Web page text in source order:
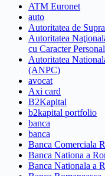
ATM Euronet
auto
Autoritatea de
Autoritatea
cu Caracter Personal
Autoritatea
(ANPC)
avocat
Axi card
B2Kapital
b2kapital portfolio
banca
banca
Banca Comerciala
Banca Nationa a
Banca Nationala a